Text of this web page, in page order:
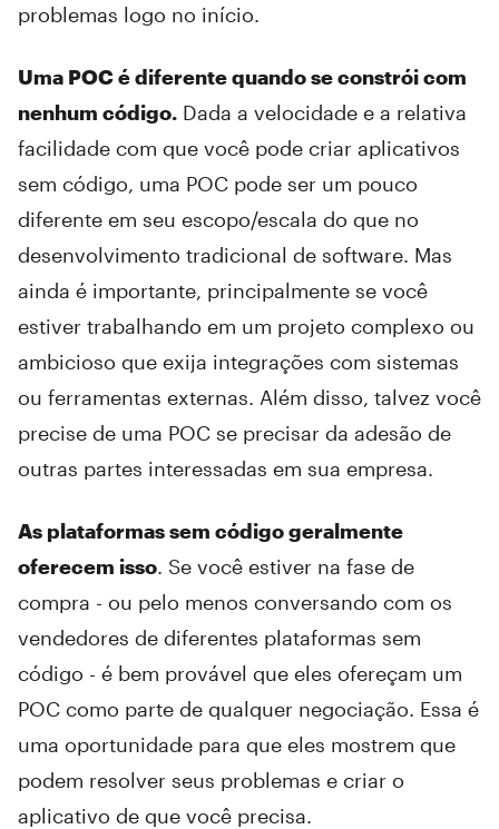
problemas logo no início.
Uma POC é diferente quando se constrói com
nenhum código. Dada a velocidade e a relativa
facilidade com que você pode criar aplicativos
sem código, uma POC pode ser um pouco
diferente em seu escopo/escala do que no
desenvolvimento tradicional de software. Mas
ainda é importante, principalmente se você
estiver trabalhando em um projeto complexo ou
ambicioso que exija integrações com sistemas
ou ferramentas externas. Além disso, talvez você
precise de uma POC se precisar da adesão de
outras partes interessadas em sua empresa.
As plataformas sem código geralmente
oferecem isso. Se você estiver na fase de
compra - ou pelo menos conversando com os
vendedores de diferentes plataformas sem
código - é bem provável que eles ofereçam um
POC como parte de qualquer negociação. Essa é
uma oportunidade para que eles mostrem que
podem resolver seus problemas e criar o
aplicativo de que você precisa.